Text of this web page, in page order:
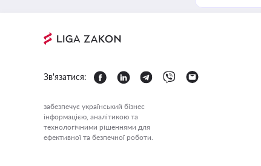
Зв'язатися:
забезпечує український бізнес
інформацією, аналітикою та
технологічними рішеннями для
ефективної та безпечної роботи.